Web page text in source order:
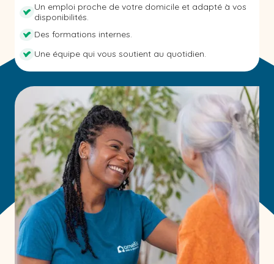
Un emploi proche de votre domicile et adapté à vos
disponibilités.
Des formations internes.
Une équipe qui vous soutient au quotidien.